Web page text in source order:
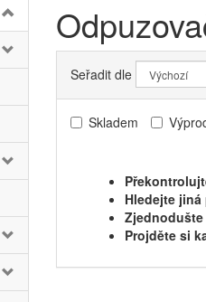
Seřadit dle
Skladem
Hledejte
Zjednodušte
Projděte si